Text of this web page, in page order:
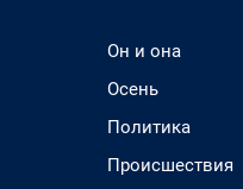
Он и она
Осень
Политика
Происшествия